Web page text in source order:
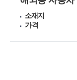
소재지
가격